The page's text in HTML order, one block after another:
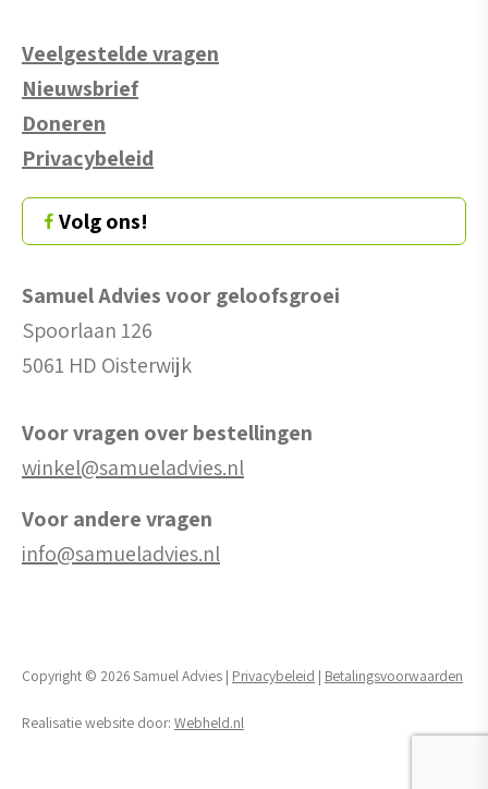
Veelgestelde vragen
Nieuwsbrief
Doneren
Privacybeleid
Volg ons!
Samuel Advies voor geloofsgroei
Spoorlaan 126
5061 HD Oisterwijk
Voor vragen over bestellingen
winkel@samueladvies.nl
Voor andere vragen
info@samueladvies.nl
Copyright © 2026 Samuel Advies | Privacybeleid | Betalingsvoorwaarden
Realisatie website door: Webheld.nl